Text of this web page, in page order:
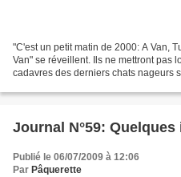
"C'est un petit matin de 2000: A Van,
Van" se réveillent. Ils ne mettront pas
cadavres des derniers chats nageurs
Journal N°59: Quelques
Publié le 06/07/2009 à 12:06
Par Pâquerette